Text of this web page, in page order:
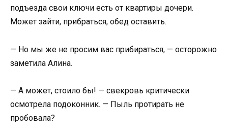
подъезда свои ключи есть от квартиры дочери.
Может зайти, прибраться, обед оставить.
— Но мы же не просим вас прибираться, — осторожно
заметила Алина.
— А может, стоило бы! — свекровь критически
осмотрела подоконник. — Пыль протирать не
пробовала?